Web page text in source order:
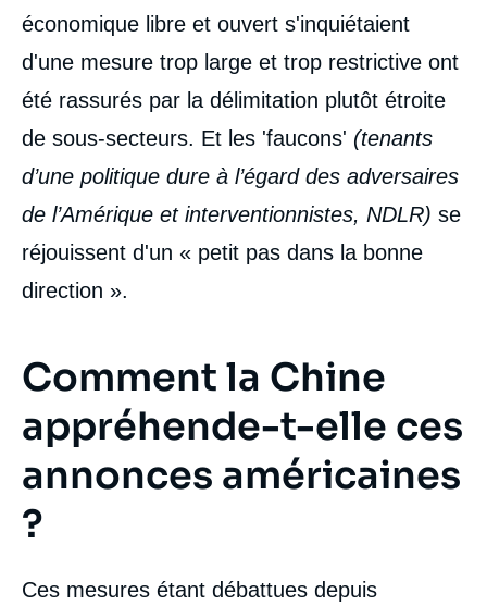
économique libre et ouvert s'inquiétaient
d'une mesure trop large et trop restrictive ont
été rassurés par la délimitation plutôt étroite
de sous-secteurs. Et les 'faucons' (tenants
d’une politique dure à l’égard des adversaires
de l’Amérique et interventionnistes, NDLR) se
réjouissent d'un « petit pas dans la bonne
direction ».
Comment la Chine
appréhende-t-elle ces
annonces américaines
?
Ces mesures étant débattues depuis